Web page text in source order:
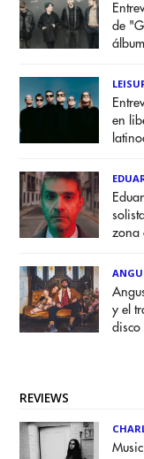
de
álbum
en
zona
y el
disco
REVIEWS